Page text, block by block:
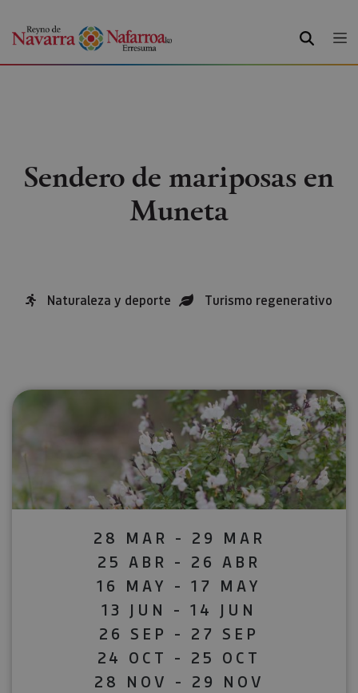
BUSCAR
Sendero de mariposas en
Muneta
Naturaleza y deporte Turismo regenerativo
28 MAR - 29 MAR
25 ABR - 26 ABR
16 MAY - 17 MAY
13 JUN - 14 JUN
26 SEP - 27 SEP
24 OCT - 25 OCT
28 NOV - 29 NOV